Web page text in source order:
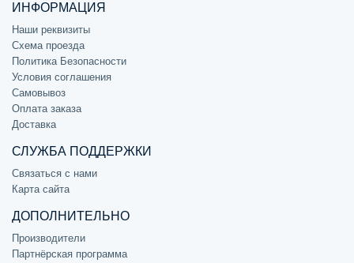
ИНФОРМАЦИЯ
Наши реквизиты
Схема проезда
Политика Безопасности
Условия соглашения
Самовывоз
Оплата заказа
Доставка
СЛУЖБА ПОДДЕРЖКИ
Связаться с нами
Карта сайта
ДОПОЛНИТЕЛЬНО
Производители
Партнёрская программа